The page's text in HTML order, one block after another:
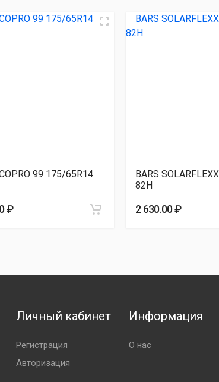
65R14 82H
99 175/65R14
₽
BARS
82H
2 630.00 ₽
Личный кабинет
Регистрация
Авторизация
Информация
О нас